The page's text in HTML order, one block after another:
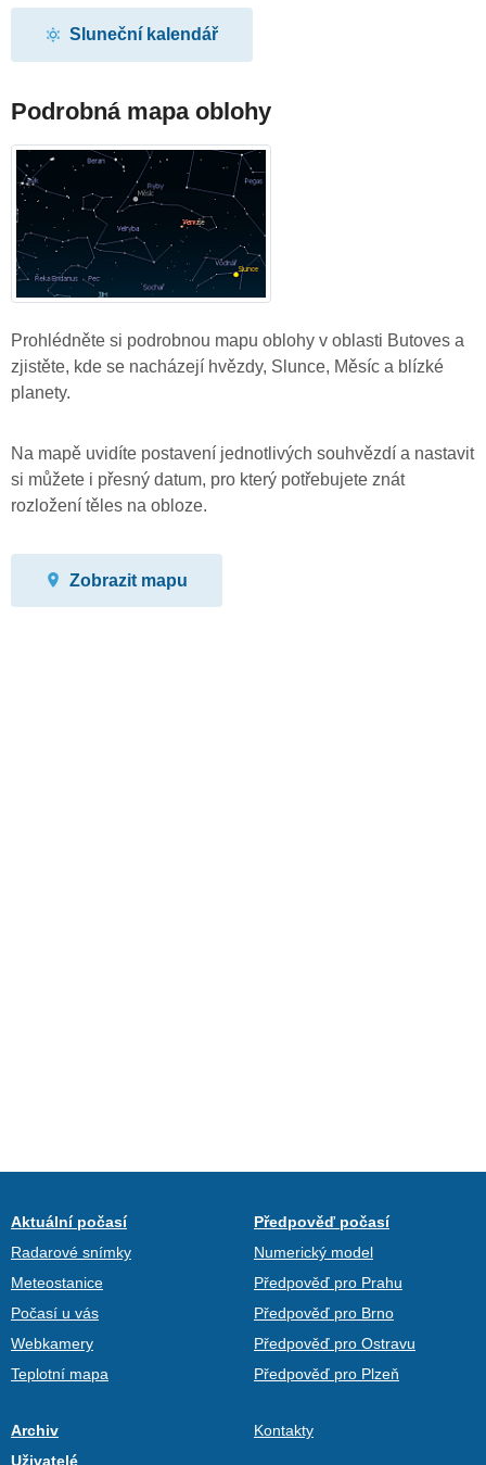
Sluneční kalendář
Podrobná mapa oblohy
Prohlédněte si podrobnou mapu oblohy v oblasti Butoves a
zjistěte, kde se nacházejí hvězdy, Slunce, Měsíc a blízké
planety.
Na mapě uvidíte postavení jednotlivých souhvězdí a nastavit
si můžete i přesný datum, pro který potřebujete znát
rozložení těles na obloze.
Zobrazit mapu
Aktuální počasí
Radarové snímky
Meteostanice
Počasí u vás
Webkamery
Teplotní mapa
Předpověď počasí
Numerický model
Předpověď pro Prahu
Předpověď pro Brno
Předpověď pro Ostravu
Předpověď pro Plzeň
Archiv
Uživatelé
Kontakty